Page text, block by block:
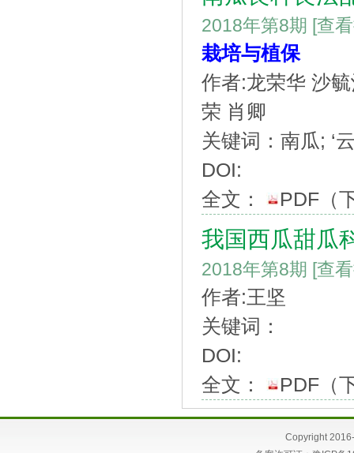
2018年第8期 [查
栽培与植保
作者:龙荣华 沙
荣 肖卿
关键词：南瓜; ‘
DOI:
全文：
PDF （
我国西瓜甜瓜
2018年第8期 [查
作者:王坚
关键词：
DOI:
全文：
PDF （
Copyright